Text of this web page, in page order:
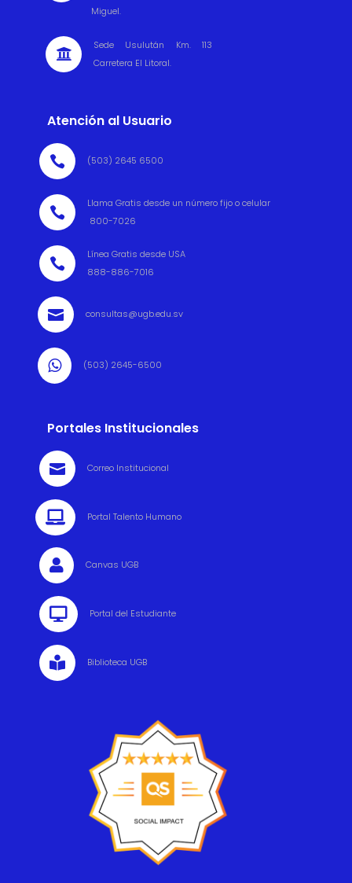
Miguel.

Sede Usulután Km. 113
Carretera El Litoral.
Atención al Usuario
 (503) 2645 6500

Llama Gratis desde un número fijo o celular
800-7026

Línea Gratis desde USA
888-886-7016
 consultas@ugb.edu.sv
 (503) 2645-6500
Portales Institucionales
 Correo Institucional
 Portal Talento Humano
 Canvas UGB
 Portal del Estudiante
 Biblioteca UGB